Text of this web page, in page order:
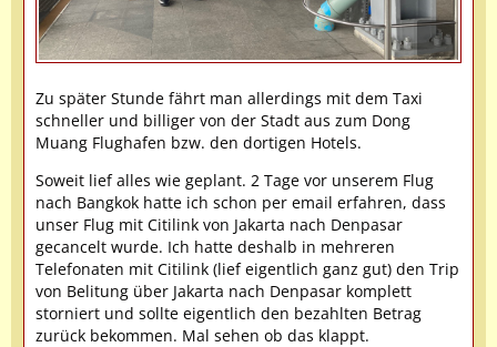
Zu später Stunde fährt man allerdings mit dem Taxi
schneller und billiger von der Stadt aus zum Dong
Muang Flughafen bzw. den dortigen Hotels.
Soweit lief alles wie geplant. 2 Tage vor unserem Flug
nach Bangkok hatte ich schon per email erfahren, dass
unser Flug mit Citilink von Jakarta nach Denpasar
gecancelt wurde. Ich hatte deshalb in mehreren
Telefonaten mit Citilink (lief eigentlich ganz gut) den Trip
von Belitung über Jakarta nach Denpasar komplett
storniert und sollte eigentlich den bezahlten Betrag
zurück bekommen. Mal sehen ob das klappt.